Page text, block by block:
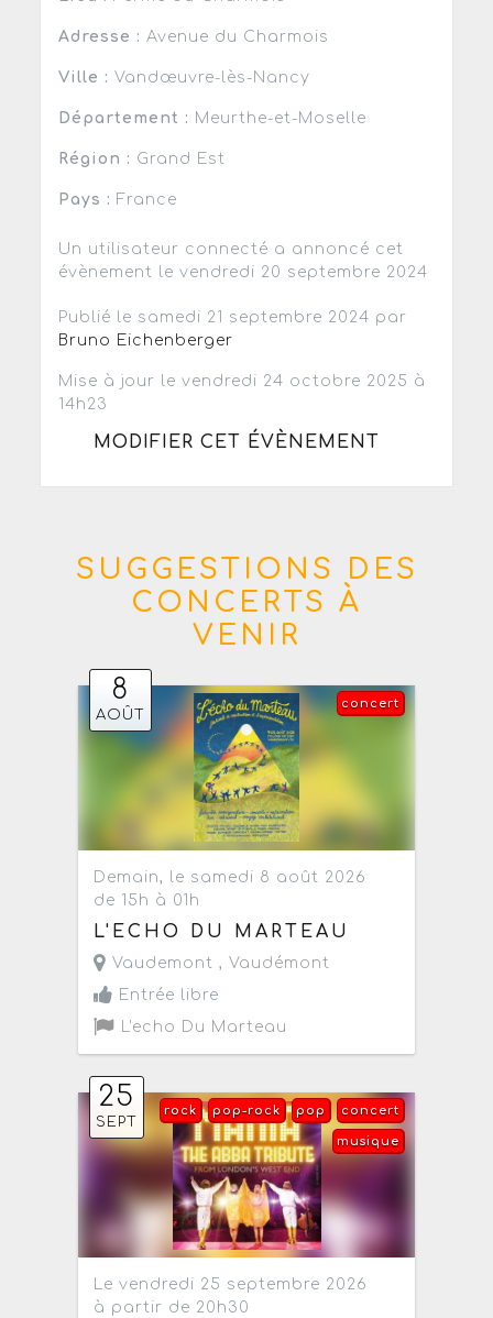
Adresse : Avenue du Charmois
Ville : Vandœuvre-lès-Nancy
Département : Meurthe-et-Moselle
Région : Grand Est
Pays : France
Un utilisateur connecté a annoncé cet
évènement le vendredi 20 septembre 2024
Publié le samedi 21 septembre 2024 par
Bruno Eichenberger
Mise à jour le vendredi 24 octobre 2025 à
14h23
MODIFIER CET ÉVÈNEMENT
SUGGESTIONS DES
CONCERTS À
VENIR
8
AOÛT
concert
Demain, le samedi 8 août 2026
de 15h à 01h
L'ECHO DU MARTEAU
Vaudemont , Vaudémont
Entrée libre
L'echo Du Marteau
25
SEPT
concert
pop
pop-rock
rock
musique
Le vendredi 25 septembre 2026
à partir de 20h30